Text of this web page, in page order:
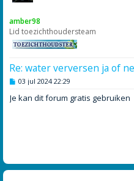
amber98
Lid toezichthoudersteam
Re: water verversen ja of
B
r
03 jul 2024 22:29
Je kan dit forum gratis gebruiken